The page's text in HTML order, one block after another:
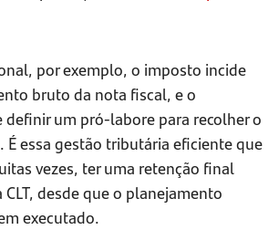
por exemplo, o imposto incide
bruto da nota fiscal, e o
definir um pró-labore para recolher o
É essa gestão tributária eficiente que
vezes, ter uma retenção final
desde que o planejamento
executado.